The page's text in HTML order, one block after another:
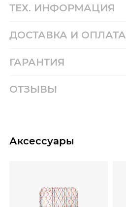
ТЕХ. ИНФОРМАЦИЯ
ДОСТАВКА И ОПЛАТА
ГАРАНТИЯ
ОТЗЫВЫ
Аксессуары